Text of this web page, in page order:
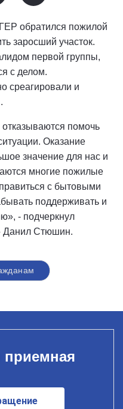
обратился пожилой
заросший участок.
первой группы,
с делом.
среагировали и
помочь
Оказание
значение для нас и
многие пожилые
с бытовыми
поддерживать и
- подчеркнул
Данил Стюшин.
приемная